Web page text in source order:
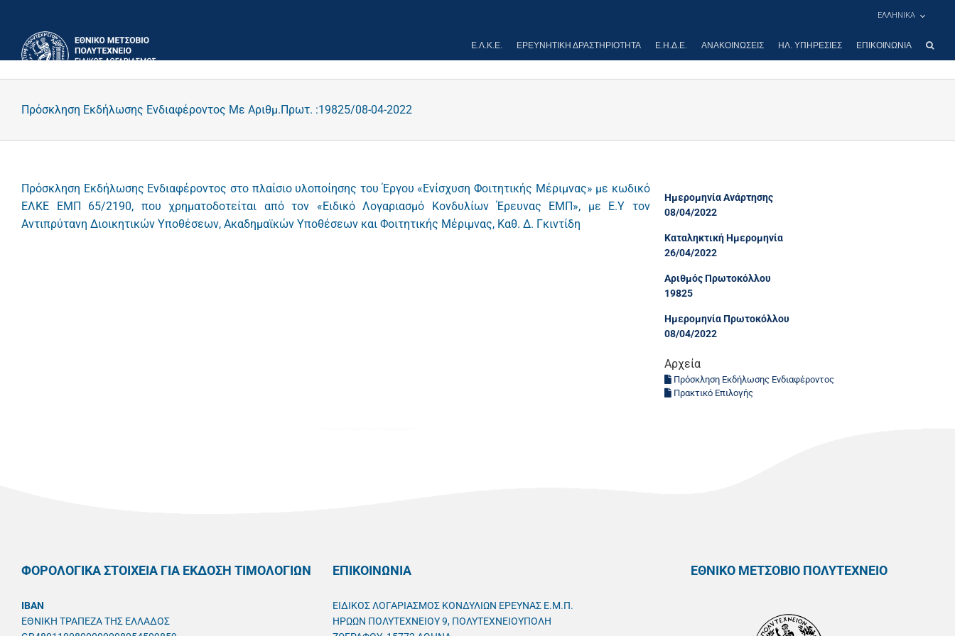
περιεχόμενο
ΕΛΛΗΝΙΚΑ
Ε.Λ.Κ.Ε. ΕΡΕΥΝΗΤΙΚΉ ΔΡΑΣΤΗΡΙΌΤΗΤΑ Ε.Η.Δ.Ε. ΑΝΑΚΟΙΝΏΣΕΙΣ ΗΛ. ΥΠΗΡΕΣΊΕΣ ΕΠΙΚΟΙΝΩΝΊΑ
Πρόσκληση Εκδήλωσης Ενδιαφέροντος Με Αριθμ.Πρωτ. :19825/08-04-2022
Πρόσκληση Εκδήλωσης Ενδιαφέροντος στο πλαίσιο υλοποίησης του Έργου «Ενίσχυση Φοιτητικής Μέριμνας» με κωδικό
ΕΛΚΕ ΕΜΠ 65/2190, που χρηματοδοτείται από τον «Ειδικό Λογαριασμό Κονδυλίων Έρευνας ΕΜΠ», με Ε.Υ τον
Αντιπρύτανη Διοικητικών Υποθέσεων, Ακαδημαϊκών Υποθέσεων και Φοιτητικής Μέριμνας, Καθ. Δ. Γκιντίδη
Ημερομηνία Ανάρτησης
08/04/2022
Καταληκτική Ημερομηνία
26/04/2022
Αριθμός Πρωτοκόλλου
19825
Ημερομηνία Πρωτοκόλλου
08/04/2022
Αρχεία
Πρόσκληση Εκδήλωσης Ενδιαφέροντος
Πρακτικό Επιλογής
ΦΟΡΟΛΟΓΙΚΑ ΣΤΟΙΧΕΙΑ ΓΙΑ ΕΚΔΟΣΗ ΤΙΜΟΛΟΓΙΩΝ
IBAN
ΕΘΝΙΚΗ ΤΡΑΠΕΖΑ ΤΗΣ ΕΛΛΑΔΟΣ
ΕΠΙΚΟΙΝΩΝΙΑ
ΕΙΔΙΚΟΣ ΛΟΓΑΡΙΑΣΜΟΣ ΚΟΝΔΥΛΙΩΝ ΕΡΕΥΝΑΣ Ε.Μ.Π.
ΗΡΩΩΝ ΠΟΛΥΤΕΧΝΕΙΟΥ 9, ΠΟΛΥΤΕΧΝΕΙΟΥΠΟΛΗ
ΕΘΝΙΚΟ ΜΕΤΣΟΒΙΟ ΠΟΛΥΤΕΧΝΕΙΟ